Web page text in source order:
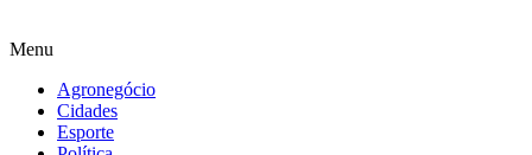
Menu
Agronegócio
Cidades
Esporte